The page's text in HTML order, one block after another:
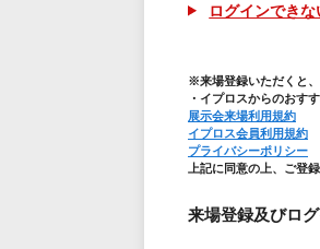
ログインでき
※来場登録いただくと、
・イプロスからのおす
展示会来場利用規約
イプロス会員利用規約
プライバシーポリシー
上記に同意の上、ご登録
来場登録及びロ